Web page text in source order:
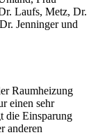
Laufs, Metz, Dr.
Jenninger und
Raumheizung
einen sehr
die Einsparung
anderen